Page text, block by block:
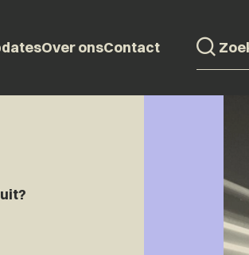
Over onsContact